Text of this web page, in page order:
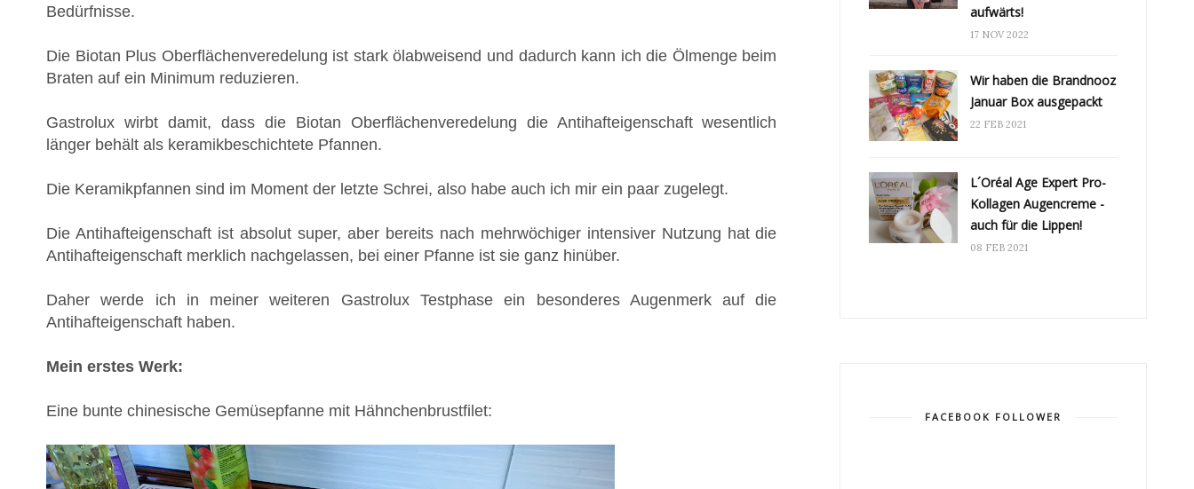
Bedürfnisse.
Die Biotan Plus Oberflächenveredelung ist stark ölabweisend und dadurch kann ich die Ölmenge beim
Braten auf ein Minimum reduzieren.
Gastrolux wirbt damit, dass die Biotan Oberflächenveredelung die Antihafteigenschaft wesentlich
länger behält als keramikbeschichtete Pfannen.
Die Keramikpfannen sind im Moment der letzte Schrei, also habe auch ich mir ein paar zugelegt.
Die Antihafteigenschaft ist absolut super, aber bereits nach mehrwöchiger intensiver Nutzung hat die
Antihafteigenschaft merklich nachgelassen, bei einer Pfanne ist sie ganz hinüber.
Daher werde ich in meiner weiteren Gastrolux Testphase ein besonderes Augenmerk auf die
Antihafteigenschaft haben.
Mein erstes Werk:
Eine bunte chinesische Gemüsepfanne mit Hähnchenbrustfilet:
aufwärts!
17 NOV 2022
Wir haben die Brandnooz
Januar Box ausgepackt
22 FEB 2021
L´Oréal Age Expert Pro-
Kollagen Augencreme -
auch für die Lippen!
08 FEB 2021
FACEBOOK FOLLOWER